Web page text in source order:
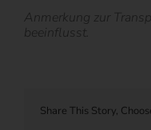
Anmerkung zur
beeinflusst.
Share This Story,